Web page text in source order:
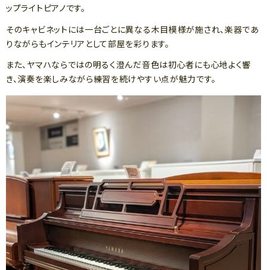
ップライトピアノです。
そのキャビネットには一台ごとに異なる木目模様が施され、楽器であ
りながらもインテリアとして部屋を彩ります。
また、ヤマハならではの明るく澄んだ音色は初心者にも心地よく響
き、演奏を楽しみながら練習を続けやすい点が魅力です。